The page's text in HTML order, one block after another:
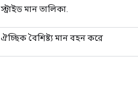
স্ট্রাইড মান তালিকা.
ঐচ্ছিক বৈশিষ্ট্য মান বহন করে